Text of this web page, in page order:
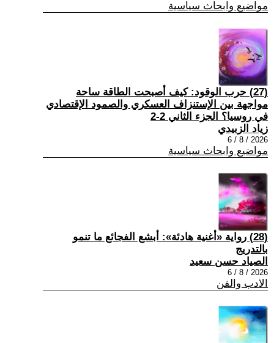
مواضيع وابحاث سياسية
(27) حرب الوقود: كيف أصبحت الطاقة ساحة
مواجهة بين الإستنزاف العسكري والصمود الإقتصادي
في روسيا؟ الجزء الثاني 2-2
زياد الزبيدي
2026 / 8 / 6
مواضيع وابحاث سياسية
(28) رواية «أغنية هادئة»: أبشع الفجائع ما تنمو
بالتدريج
الصياد حسن سعيد
2026 / 8 / 6
الادب والفن